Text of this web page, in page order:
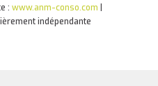
: www.anm-conso.com
indépendante